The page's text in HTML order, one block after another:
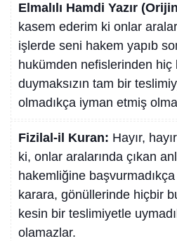
Elmalılı Hamdi Yazır
kasem ederim ki onlar
işlerde seni hakem yapıb
hukümden nefislerinden hiç
duymaksızın tam bir
olmadıkça iyman etmiş
Fizilal-il Kuran: Hayır,
ki, onlar aralarında çıkan
hakemliğine
karara, gönüllerinde hiçbir
kesin bir teslimiyetle
olamazlar.